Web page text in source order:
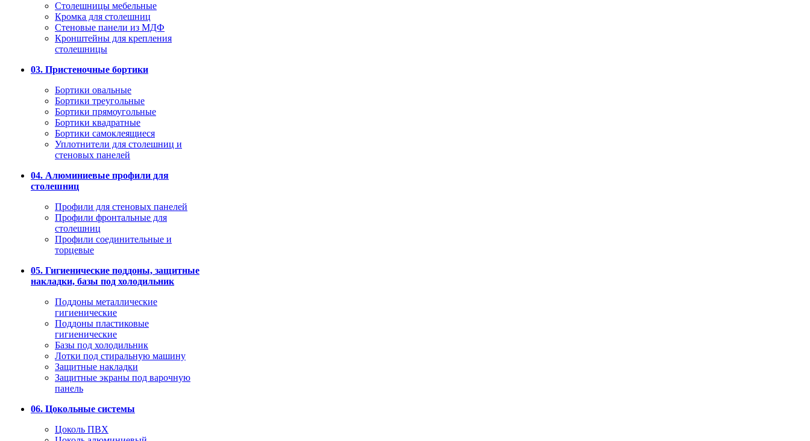
Столешницы мебельные
Кромка для столешниц
Стеновые панели из МДФ
Кронштейны для крепления
столешницы
03. Пристеночные бортики
Бортики овальные
Бортики треугольные
Бортики прямоугольные
Бортики квадратные
Бортики самоклеящиеся
Уплотнители для столешниц и
стеновых панелей
04. Алюминиевые профили для
столешниц
Профили для стеновых панелей
Профили фронтальные для
столешниц
Профили соединительные и
торцевые
05. Гигиенические поддоны, защитные
накладки, базы под холодильник
Поддоны металлические
гигиенические
Поддоны пластиковые
гигиенические
Базы под холодильник
Лотки под стиральную машину
Защитные накладки
Защитные экраны под варочную
панель
06. Цокольные системы
Цоколь ПВХ